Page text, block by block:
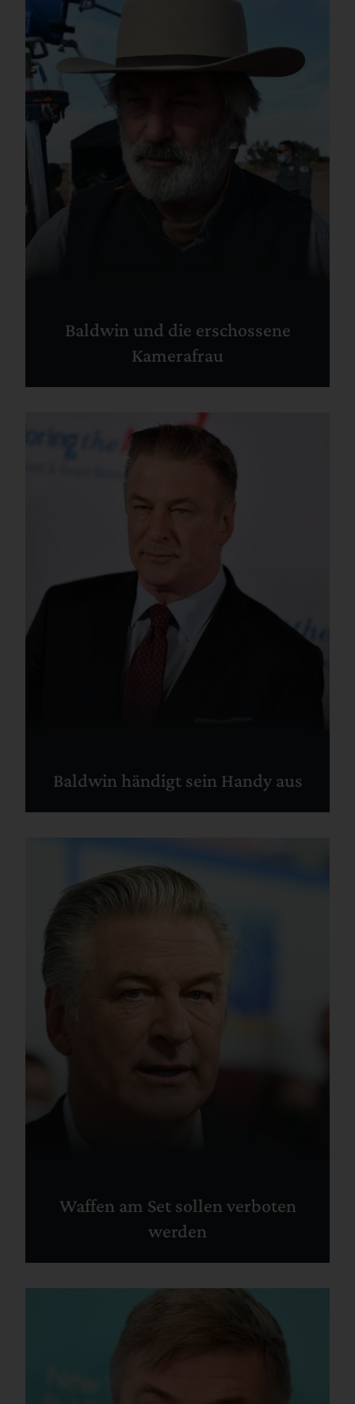
Baldwin und die erschossene
Kamerafrau
Baldwin händigt sein Handy aus
Waffen am Set sollen verboten
werden